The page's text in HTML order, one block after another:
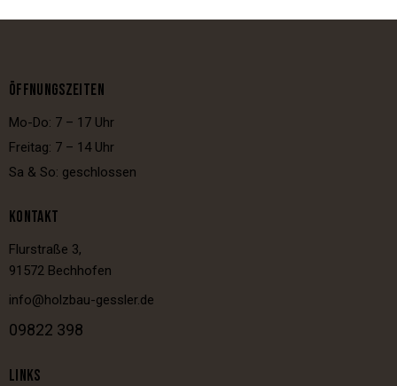
ÖFFNUNGSZEITEN
Mo-Do: 7 – 17 Uhr
Freitag: 7 – 14 Uhr
Sa & So: geschlossen
KONTAKT
Flurstraße 3,
91572 Bechhofen
info@holzbau-gessler.de
09822 398
LINKS